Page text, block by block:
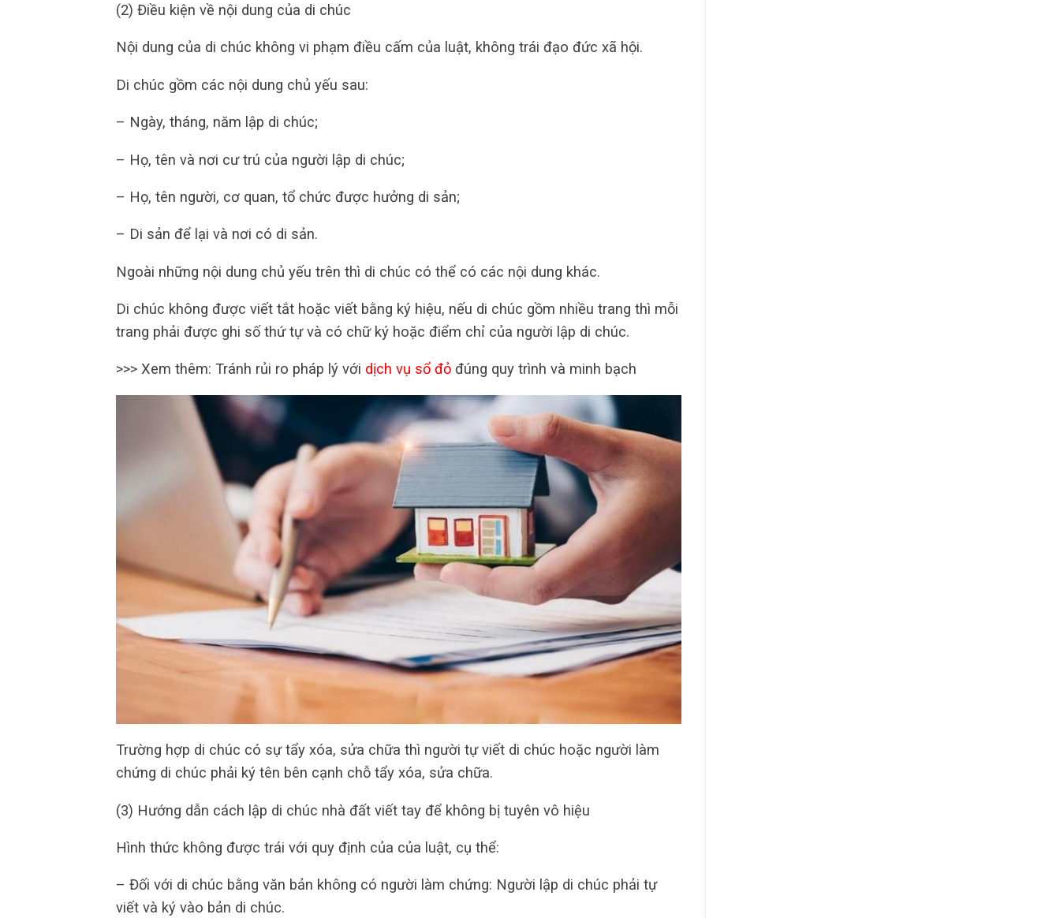
(2) Điều kiện về nội dung của di chúc
Nội dung của di chúc không vi phạm điều cấm của luật, không trái đạo đức xã hội.
Di chúc gồm các nội dung chủ yếu sau:
– Ngày, tháng, năm lập di chúc;
– Họ, tên và nơi cư trú của người lập di chúc;
– Họ, tên người, cơ quan, tổ chức được hưởng di sản;
– Di sản để lại và nơi có di sản.
Ngoài những nội dung chủ yếu trên thì di chúc có thể có các nội dung khác.
Di chúc không được viết tắt hoặc viết bằng ký hiệu, nếu di chúc gồm nhiều trang thì mỗi
trang phải được ghi số thứ tự và có chữ ký hoặc điểm chỉ của người lập di chúc.
>>> Xem thêm: Tránh rủi ro pháp lý với dịch vụ sổ đỏ đúng quy trình và minh bạch
Trường hợp di chúc có sự tẩy xóa, sửa chữa thì người tự viết di chúc hoặc người làm
chứng di chúc phải ký tên bên cạnh chỗ tẩy xóa, sửa chữa.
(3) Hướng dẫn cách lập di chúc nhà đất viết tay để không bị tuyên vô hiệu
Hình thức không được trái với quy định của của luật, cụ thể:
– Đối với di chúc bằng văn bản không có người làm chứng: Người lập di chúc phải tự
viết và ký vào bản di chúc.